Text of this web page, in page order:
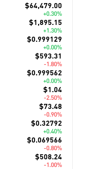
$64,479.00
+0.30%
$1,895.15
+1.30%
$0.999129
+0.00%
$593.31
-1.80%
$0.999562
+0.00%
$1.04
-2.50%
$73.48
-0.90%
$0.32792
+0.40%
$0.069566
-0.80%
$508.24
-1.00%